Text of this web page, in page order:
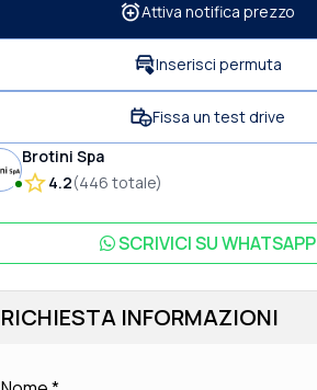
Attiva notifica prezzo
Inserisci permuta
Fissa un test drive
Brotini Spa
4.2(446 totale)
SCRIVICI SUWHATSAPP
RICHIESTA INFORMAZIONI